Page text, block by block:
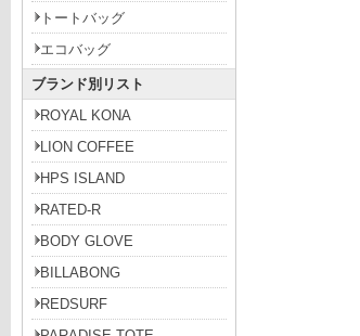
トートバッグ
エコバッグ
ブランド別リスト
ROYAL KONA
LION COFFEE
HPS ISLAND
RATED-R
BODY GLOVE
BILLABONG
REDSURF